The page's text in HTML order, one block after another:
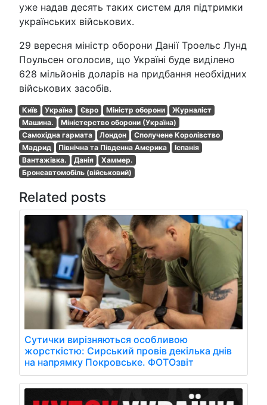
уже надав десять таких систем для підтримки
українських військових.
29 вересня міністр оборони Данії Троельс Лунд
Поульсен оголосив, що Україні буде виділено
628 мільйонів доларів на придбання необхідних
військових засобів.
Київ Україна Євро Міністр оборони
Журналіст
Машина.
Міністерство оборони (Україна)
Самохідна гармата
Лондон
Сполучене Королівство
Мадрид
Північна та Південна Америка
Іспанія
Вантажівка.
Данія
Хаммер.
Бронеавтомобіль (військовий)
Related posts
Сутички вирізняються особливою
жорсткістю: Сирський провів декілька днів
на напрямку Покровське. ФОТОзвіт